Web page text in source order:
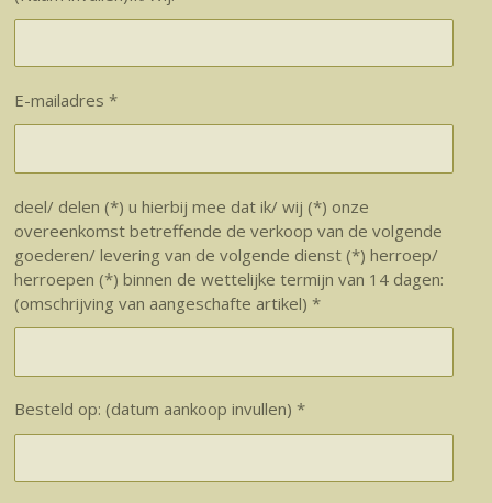
E-mailadres *
deel/ delen (*) u hierbij mee dat ik/ wij (*) onze
overeenkomst betreffende de verkoop van de volgende
goederen/ levering van de volgende dienst (*) herroep/
herroepen (*) binnen de wettelijke termijn van 14 dagen:
(omschrijving van aangeschafte artikel) *
Besteld op: (datum aankoop invullen) *